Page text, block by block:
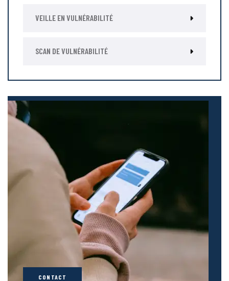
VEILLE EN VULNÉRABILITÉ
SCAN DE VULNÉRABILITÉ
CONTACT